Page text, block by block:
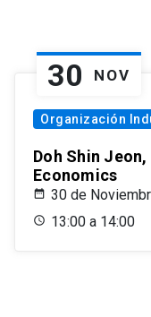
30 NOV
Organización
Doh Shin
Economics
30 de
13:00 a 14:00